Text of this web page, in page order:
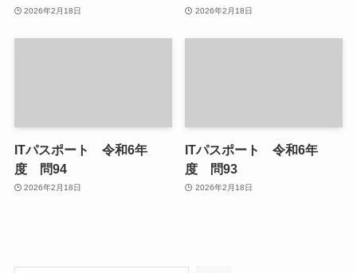
2026年2月18日 2026年2月18日
ITパスポート 令和6年
度 問94
2026年2月18日
ITパスポート 令和6年
度 問93
2026年2月18日